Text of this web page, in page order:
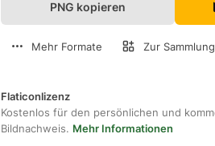
PNG kopieren
Mehr Formate Zur
Flaticonlizenz
Kostenlos für den persönlichen und
Bildnachweis. Mehr Informationen